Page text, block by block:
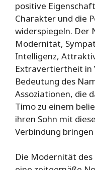
positive
Charakter und die
widerspiegeln. Der
Modernität,
Intelligenz,
Extravertiertheit in
Bedeutung des
Assoziationen, die
Timo zu einem
ihren Sohn mit
Verbindung
Die Modernität